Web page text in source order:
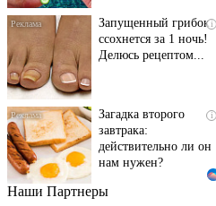
Запущенный грибок
ссохнется за 1 ночь!
Делюсь рецептом...
Загадка второго
завтрака:
действительно ли он
нам нужен?
Этот танец невесты
Наши Партнеры